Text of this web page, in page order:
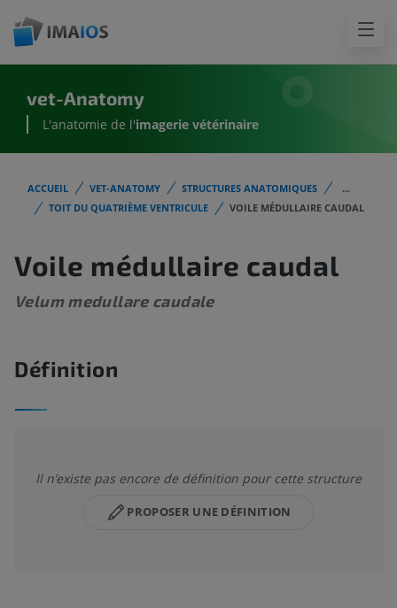
vet-Anatomy
L'anatomie de l'imagerie vétérinaire
ACCUEIL VET-ANATOMY STRUCTURES ANATOMIQUES
...
TOIT DU QUATRIÈME VENTRICULE
VOILE MÉDULLAIRE CAUDAL
Voile médullaire caudal
Velum medullare caudale
Définition
Il n’existe pas encore de définition pour cette structure
PROPOSER UNE DÉFINITION